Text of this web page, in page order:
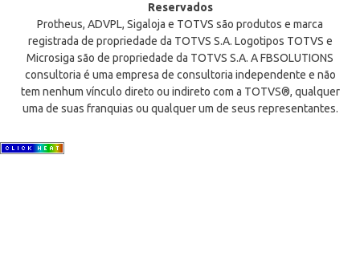
Reservados
Protheus, ADVPL, Sigaloja e TOTVS são produtos e marca
registrada de propriedade da TOTVS S.A. Logotipos TOTVS e
Microsiga são de propriedade da TOTVS S.A. A FBSOLUTIONS
consultoria é uma empresa de consultoria independente e não
tem nenhum vínculo direto ou indireto com a TOTVS®, qualquer
uma de suas franquias ou qualquer um de seus representantes.